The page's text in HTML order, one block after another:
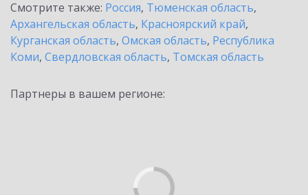
Смотрите также: Россия, Тюменская область,
Архангельская область, Красноярский край,
Курганская область, Омская область, Республика
Коми, Свердловская область, Томская область
Партнеры в вашем регионе: